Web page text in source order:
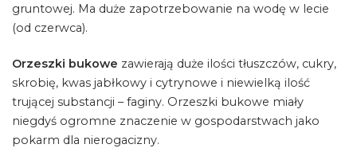
gruntowej. Ma duże zapotrzebowanie na wodę w lecie
(od czerwca).
Orzeszki bukowe zawierają duże ilości tłuszczów, cukry,
skrobię, kwas jabłkowy i cytrynowe i niewielką ilość
trującej substancji – faginy. Orzeszki bukowe miały
niegdyś ogromne znaczenie w gospodarstwach jako
pokarm dla nierogacizny.